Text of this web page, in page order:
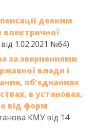
деяким
електричної
1.02.2021 №64)
за зверненнями
влади і
об'єднаннях
в установах,
від форм
КМУ від 14